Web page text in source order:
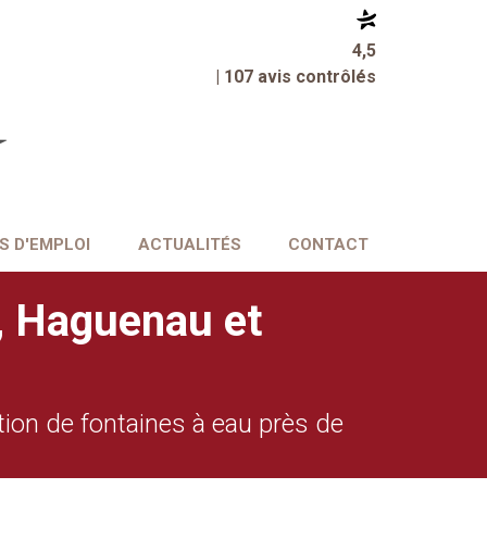
4,5
| 107 avis contrôlés
D'EMPLOI ACTUALITÉS CONTACT
et
de fontaines à eau près de